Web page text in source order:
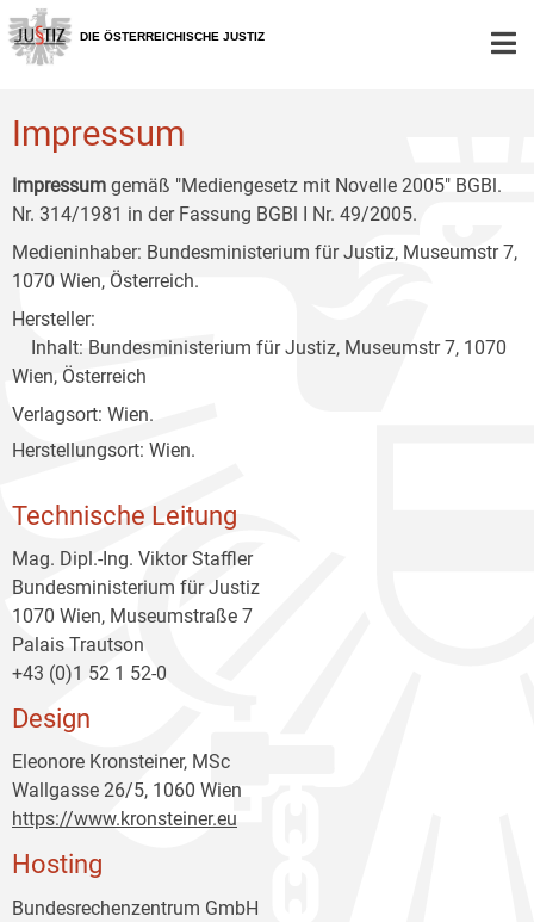
Zur
Hauptnavigation
[1]
Zum
Inhalt
[2]
Zum
Untermenü
[3]
DIE ÖSTERREICHISCHE JUSTIZ
Impressum
Impressum gemäß "Mediengesetz mit Novelle 2005" BGBl.
Nr. 314/1981 in der Fassung BGBl I Nr. 49/2005.
Medieninhaber: Bundesministerium für Justiz, Museumstr 7,
1070 Wien, Österreich.
Hersteller:
Inhalt: Bundesministerium für Justiz, Museumstr 7, 1070
Wien, Österreich
Verlagsort: Wien.
Herstellungsort: Wien.
Technische Leitung
Mag. Dipl.-Ing. Viktor Staffler
Bundesministerium für Justiz
1070 Wien, Museumstraße 7
Palais Trautson
+43 (0)1 52 1 52-0
Design
Eleonore Kronsteiner, MSc
Wallgasse 26/5, 1060 Wien
https://www.kronsteiner.eu
Hosting
Bundesrechenzentrum GmbH